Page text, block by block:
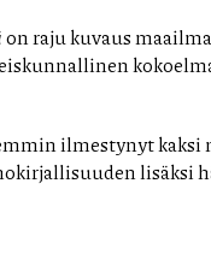
on raju kuvaus
ilmestynyt kaksi
lisäksi